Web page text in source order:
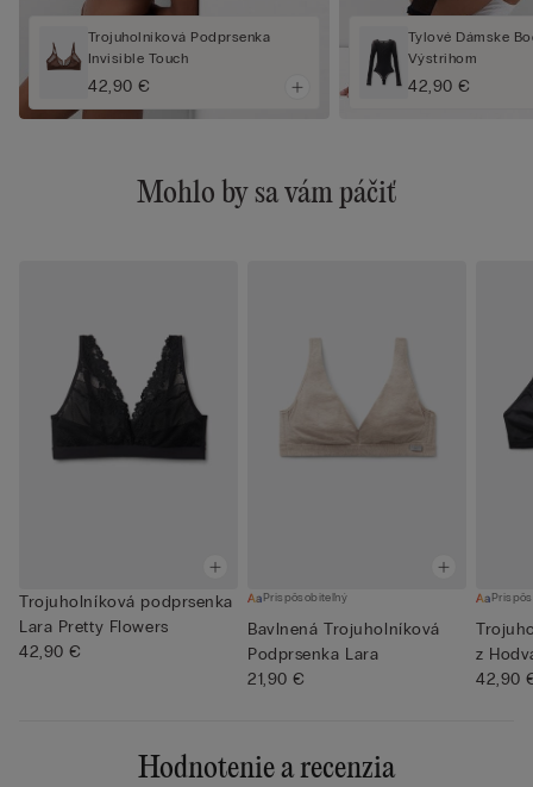
Trojuholníková Podprsenka
Invisible Touch
42,90 €
Tylové Dámske
Výstrihom
42,90 €
Mohlo by sa vám páčiť
Trojuholníková podprsenka
Lara Pretty Flowers
42,90 €
Prispôsobiteľný
Bavlnená Trojuholníková
Podprsenka Lara
21,90 €
z
42,90
Hodnotenie a recenzia